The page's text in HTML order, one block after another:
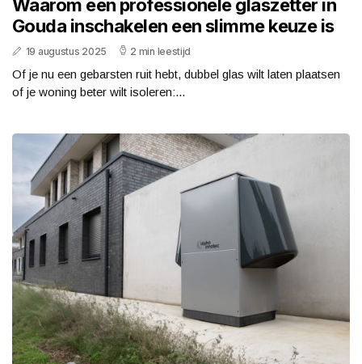
Waarom een professionele glaszetter in
Gouda inschakelen een slimme keuze is
19 augustus 2025 2 min leestijd
Of je nu een gebarsten ruit hebt, dubbel glas wilt laten plaatsen
of je woning beter wilt isoleren:...